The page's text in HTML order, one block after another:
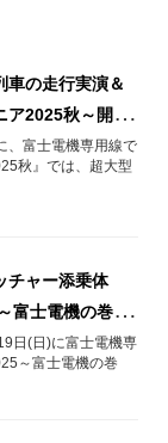
車の走行実演＆
ア2025秋～開
、富士電機専用線で
秋』では、超大型
チャー添乗体
富士電機の巻
日(日)に富士電機専
～富士電機の巻